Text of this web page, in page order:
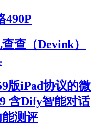
490P
查（Devink）
版iPad协议的微
含Dify智能对话
测评